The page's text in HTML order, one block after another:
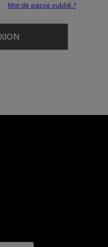
Mot de passe oublié ?